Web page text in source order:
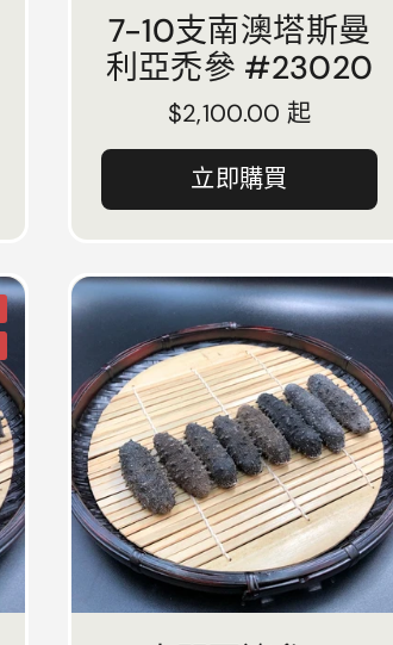
7-10支南澳塔斯曼
利亞禿參 #23020
正常價格
$2,100.00 起
立即購買